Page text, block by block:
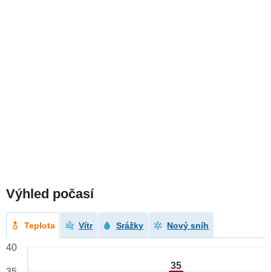
Výhled počasí
Teplota Vítr Srážky Nový sníh
35
40